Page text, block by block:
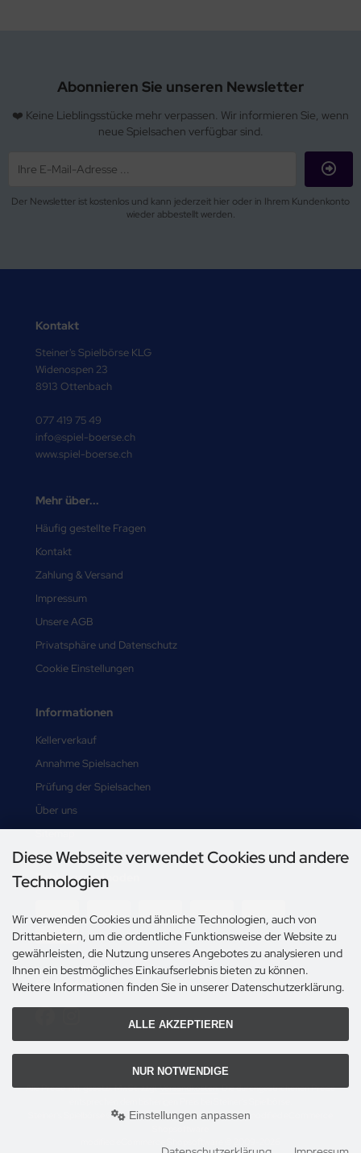
Abonnieren Sie unseren Newsletter
❤️ Keine Lieblingsstücke mehr verpassen. Wir informieren Sie, wenn
neue Spielsachen verfügbar sind.
Der Newsletter ist kostenlos und kann jederzeit hier oder in Ihrem Kundenkonto
wieder abbestellt werden.
Kontakt
Steiner's Spielbörse KLG
Widenospen 23
8913 Ottenbach
077 419 75 49
info@spiel-boerse.ch
www.spiel-boerse.ch
Mehr über...
Häufig gestellte Fragen
Kontakt
Zahlung & Versand
Impressum
Unsere AGB
Privatsphäre und Datenschutz
Cookie Einstellungen
Informationen
Kellerverkauf
Annahme Spielsachen
Prüfung der Spielsachen
Über uns
Sitemap
Zahlungsmethoden
Social Media
Alle Preise inkl. gesetzl. MwSt. zzgl.Versandkosten. Die durchgestrichenen Preise
Steiner's Spielbörse © 2026 | Template © 2009-2026 by modified eCommerce
Diese Webseite verwendet Cookies und andere
Technologien
Wir verwenden Cookies und ähnliche Technologien, auch von
Drittanbietern, um die ordentliche Funktionsweise der Website zu
gewährleisten, die Nutzung unseres Angebotes zu analysieren und
Ihnen ein bestmögliches Einkaufserlebnis bieten zu können.
Weitere Informationen finden Sie in unserer Datenschutzerklärung.
ALLE AKZEPTIEREN
NUR NOTWENDIGE
Einstellungen anpassen